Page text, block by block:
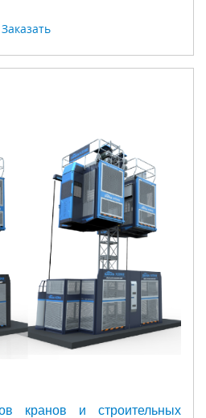
Заказать
кранов и строительных